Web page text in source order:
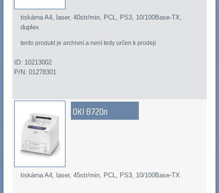
tiskárna A4, laser, 40str/min, PCL, PS3, 10/100Base-TX,
duplex
tento produkt je archivní a není tedy určen k prodeji
ID: 10213002
P/N: 01278301
OKI B720n
tiskárna A4, laser, 45str/min, PCL, PS3, 10/100Base-TX